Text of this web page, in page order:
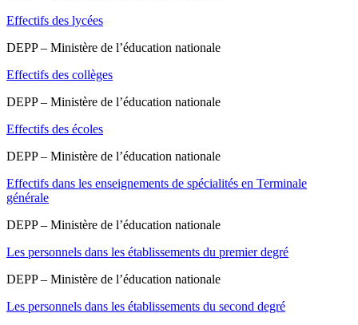
Effectifs des lycées
DEPP – Ministère de l’éducation nationale
Effectifs des collèges
DEPP – Ministère de l’éducation nationale
Effectifs des écoles
DEPP – Ministère de l’éducation nationale
Effectifs dans les enseignements de spécialités en Terminale
générale
DEPP – Ministère de l’éducation nationale
Les personnels dans les établissements du premier degré
DEPP – Ministère de l’éducation nationale
Les personnels dans les établissements du second degré